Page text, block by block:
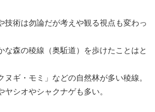
技術は勿論だが考えや観る視点も変わっ
な森の稜線（奥駈道）を歩けたことはと
ヌギ・モミ」などの自然林が多い稜線。
ヤシオやシャクナゲも多い。